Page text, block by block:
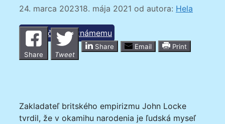
24. marca 202318. mája 2021 od autora: Hela
Poslať článok známemu
Share Tweet
Share Email Print
Zakladateľ britského empirizmu John Locke
tvrdil, že v okamihu narodenia je ľudská myseľ